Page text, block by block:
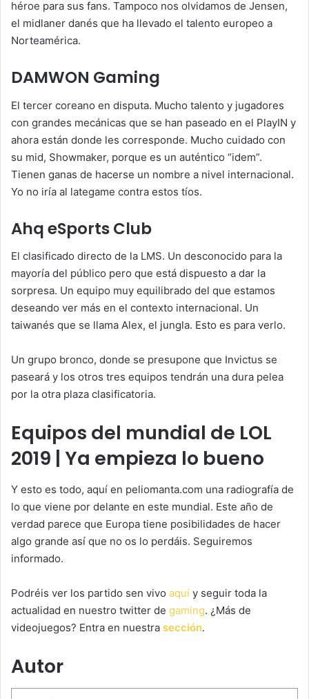
héroe para sus fans. Tampoco nos olvidamos de Jensen,
el midlaner danés que ha llevado el talento europeo a
Norteamérica.
DAMWON Gaming
El tercer coreano en disputa. Mucho talento y jugadores
con grandes mecánicas que se han paseado en el PlayIN y
ahora están donde les corresponde. Mucho cuidado con
su mid, Showmaker, porque es un auténtico “idem”.
Tienen ganas de hacerse un nombre a nivel internacional.
Yo no iría al lategame contra estos tíos.
Ahq eSports Club
El clasificado directo de la LMS. Un desconocido para la
mayoría del público pero que está dispuesto a dar la
sorpresa. Un equipo muy equilibrado del que estamos
deseando ver más en el contexto internacional. Un
taiwanés que se llama Alex, el jungla. Esto es para verlo.
Un grupo bronco, donde se presupone que Invictus se
paseará y los otros tres equipos tendrán una dura pelea
por la otra plaza clasificatoria.
Equipos del mundial de LOL
2019 | Ya empieza lo bueno
Y esto es todo, aquí en peliomanta.com una radiografía de
lo que viene por delante en este mundial. Este año de
verdad parece que Europa tiene posibilidades de hacer
algo grande así que no os lo perdáis. Seguiremos
informado.
Podréis ver los partido sen vivo aquí y seguir toda la
actualidad en nuestro twitter de gaming. ¿Más de
videojuegos? Entra en nuestra sección.
Autor